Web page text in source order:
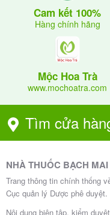
Cam kết 100%
Hàng chính hãng
Mộc Hoa Trà
www.mochoatra.com
Tìm cửa
NHÀ THUỐC BẠCH MAI
Trang thông tin chính thống
Cục quản lý Dược phê duyệt.
Nội dung biên tập, kiểm